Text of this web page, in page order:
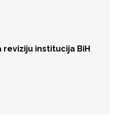
reviziju institucija BiH